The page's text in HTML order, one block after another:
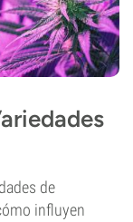
de
influyen